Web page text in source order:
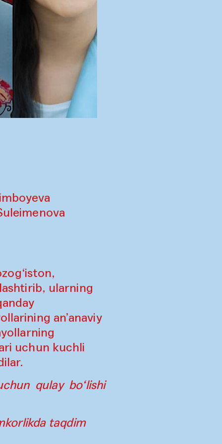
ularning
an’anaviy
uchun kuchli
qulay bo‘lishi
taqdim